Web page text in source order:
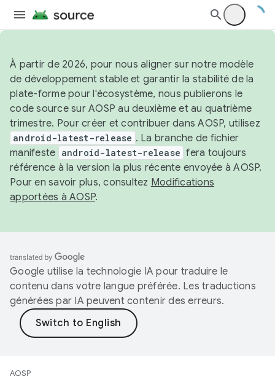
À partir de 2026, pour nous aligner sur notre modèle
de développement stable et garantir la stabilité de la
plate-forme pour l'écosystème, nous publierons le
code source sur AOSP au deuxième et au quatrième
trimestre. Pour créer et contribuer dans AOSP, utilisez
android-latest-release . La branche de fichier
manifeste android-latest-release fera toujours
référence à la version la plus récente envoyée à AOSP.
Pour en savoir plus, consultez Modifications
apportées à AOSP.
Google utilise la technologie IA pour traduire le
contenu dans votre langue préférée. Les traductions
générées par IA peuvent contenir des erreurs.
AOSP